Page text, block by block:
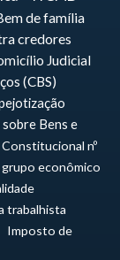
de família
credores
Judicial
(CBS)
Bens e
Constitucional nº
grupo econômico
trabalhista
Imposto de